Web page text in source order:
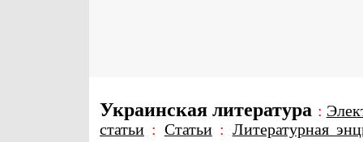
Украинская литература :
статьи : Статьи: Литературная